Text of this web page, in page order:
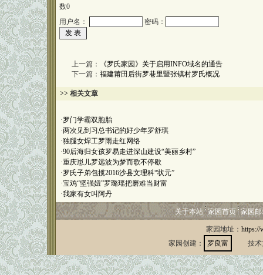
数0
用户名：
密码：
上一篇：
《罗氏家园》关于启用INFO域名的通告
下一篇： 福建莆田后街罗巷里暨张镇村罗氏概况
>> 相关文章
·罗门学霸双胞胎
·两次见到习总书记的好少年罗舒琪
·独腿女焊工罗雨走红网络
·90后海归女孩罗易走进深山建设“美丽乡村”
·重庆崽儿罗远波为梦而歌不停歇
·罗氏子弟包揽2016沙县文理科“状元”
·宝鸡“坚强妞”罗璐瑶把磨难当财富
·我家有女叫阿丹
关于本站 家园首页 家园
家园地址： https://
家园创建：
罗良富 技术